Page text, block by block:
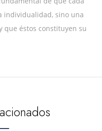
individualidad, sino una
éstos constituyen su